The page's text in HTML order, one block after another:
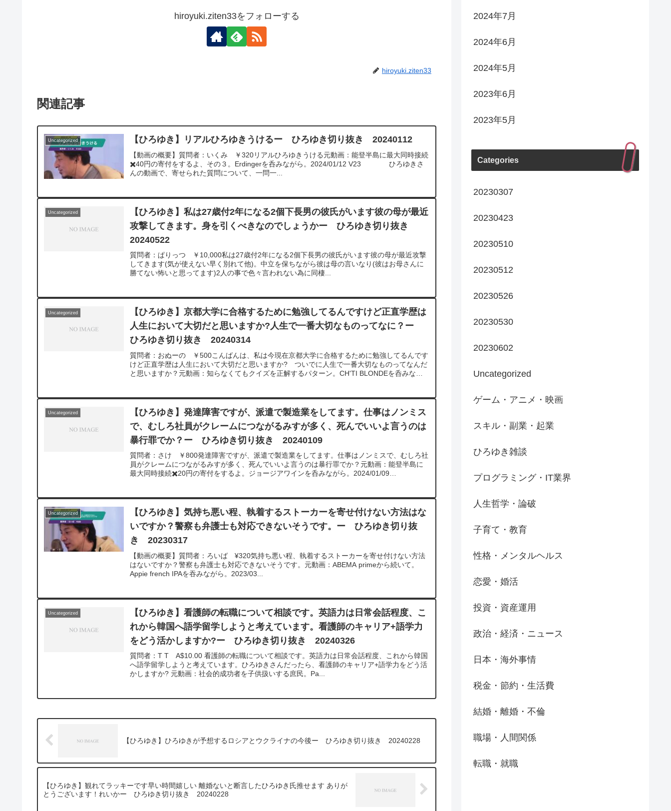
hiroyuki.ziten33をフォローする
hiroyuki.ziten33
関連記事
Uncategorized 【ひろゆき】リアルひろゆきうけるー ひろゆき切り抜き 20240112
【動画の概要】質問者：いくみ ￥320リアルひろゆきうける元動画：能登半島に最大同時接続
✖️40円の寄付をするよ、その３。Erdingerを呑みながら。2024/01/12 V23 ひろゆきさ
んの動画で、寄せられた質問について、一問一...
Uncategorized
【ひろゆき】私は27歳付2年になる2個下長男の彼氏がいます彼の母が最近
攻撃してきます。身を引くべきなのでしょうかー ひろゆき切り抜き
20240522
質問者：ぱりっつ ￥10,000私は27歳付2年になる2個下長男の彼氏がいます彼の母が最近攻撃
してきます(気が使えない早く別れて他)。中立を保ちながら彼は母の言いなり(彼はお母さんに
勝てない怖いと思ってます)2人の事で色々言われない為に同棲...
Uncategorized
【ひろゆき】京都大学に合格するために勉強してるんですけど正直学歴は
人生において大切だと思いますか?人生で一番大切なものってなに？ー
ひろゆき切り抜き 20240314
質問者：おぬーの ￥500こんばんは、私は今現在京都大学に合格するために勉強してるんです
けど正直学歴は人生において大切だと思いますか? ついでに人生で一番大切なものってなんだ
と思いますか？元動画：知らなくてもクイズを正解するパターン。CH'TI BLONDEを呑みなが
いて、一問一答形式にしてみました。過去にこんな質問してるかな？と気になったことがあれ
ば、下記のサイトから検索してみてください。https://hiroyuki-ziten.com/できるだけ、多くの質
問を今後も編集し、アップロードしていきますので、使いやすいと感じて頂けたら、いいね！
やチャンネル登録をよろしくお願いします。
Uncategorized
【ひろゆき】発達障害ですが、派遣で製造業をしてます。仕事はノンミス
で、むしろ社員がクレームにつながるみすが多く、死んでいいよ言うのは
暴行罪でか？ー ひろゆき切り抜き 20240109
質問者：さけ ￥800発達障害ですが、派遣で製造業をしてます。仕事はノンミスで、むしろ社
員がクレームにつながるみすが多く、死んでいいよ言うのは暴行罪でか？元動画：能登半島に
最大同時接続✖️20円の寄付をするよ。ジョージアワインを呑みながら。2024/01/09
問について、一問一答形式にしてみました。過去にこんな質問してるかな？と気になったこと
があれば、下記のサイトから検索してみてください。https://hiroyuki-ziten.com/できるだけ、多
くの質問を今後も編集し、アップロードしていきますので、使いやすいと感じて頂けたら、い
いね！やチャンネル登録をよろしくお願いします。
Uncategorized
【ひろゆき】気持ち悪い程、執着するストーカーを寄せ付けない方法はな
いですか？警察も弁護士も対応できないそうです。ー ひろゆき切り抜
き 20230317
【動画の概要】質問者：ろいば ¥320気持ち悪い程、執着するストーカーを寄せ付けない方法
はないですか？警察も弁護士も対応できないそうです。元動画：ABEMA primeから続いて。
Appie french IPAを吞みながら。2023/03...
Uncategorized
【ひろゆき】看護師の転職について相談です。英語力は日常会話程度、こ
れから韓国へ語学留学しようと考えています。看護師のキャリア+語学力
をどう活かしますか?ー ひろゆき切り抜き 20240326
質問者：T T A$10.00 看護師の転職について相談です。英語力は日常会話程度、これから韓国
へ語学留学しようと考えています。ひろゆきさんだったら、看護師のキャリア+語学力をどう活
かしますか? 元動画：社会的成功者を子供扱いする庶民。Pa...
【ひろゆき】ひろゆきが予想するロシアとウクライナの今後ー ひろゆき切り抜き 20240228
【ひろゆき】観れてラッキーです早い時間嬉しい 離婚ないと断言したひろゆき氏推せます ありが
とうございます！れいかー ひろゆき切り抜き 20240228
2024年7月
2024年6月
2024年5月
2023年6月
2023年5月
Categories
20230307
20230423
20230510
20230512
20230526
20230530
20230602
Uncategorized
ゲーム・アニメ・映画
スキル・副業・起業
ひろゆき雑談
プログラミング・IT業界
人生哲学・論破
子育て・教育
性格・メンタルヘルス
恋愛・婚活
投資・資産運用
政治・経済・ニュース
日本・海外事情
税金・節約・生活費
結婚・離婚・不倫
職場・人間関係
転職・就職